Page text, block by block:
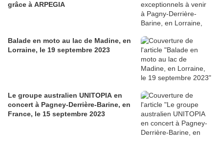
grâce à ARPEGIA
Balade en moto au lac de Madine, en
Lorraine, le 19 septembre 2023
Le groupe australien UNITOPIA en
concert à Pagney-Derrière-Barine, en
France, le 15 septembre 2023